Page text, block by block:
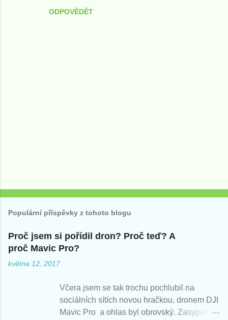
ODPOVĚDĚT
m
t
o
v
a
Populární příspěvky z tohoto blogu
Proč jsem si pořídil dron? Proč teď? A
proč Mavic Pro?
května 12, 2017
Včera jsem se tak trochu pochlubil na
sociálních sítích novou hračkou, dronem DJI
Mavic Pro a ohlas byl obrovský. Zasypali